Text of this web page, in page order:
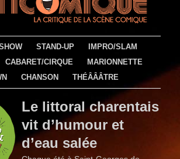
STAND-UP
IMPRO/SLAM
CABARET/CIRQUE
MARIONNETTE
CHANSON THÉÂÂÂTRE
Le littoral charentais
vit d’humour et
d’eau salée